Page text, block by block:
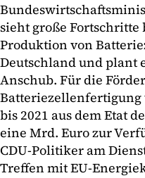
sieht große Fortschritte
Produktion von
Deutschland und
Anschub. Für die
Batteriezellenfertigung
bis 2021 aus dem Etat
eine Mrd. Euro zur
CDU-Politiker am
Treffen mit EU-